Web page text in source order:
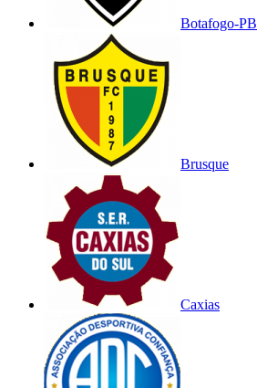
Botafogo-PB
Brusque
Caxias